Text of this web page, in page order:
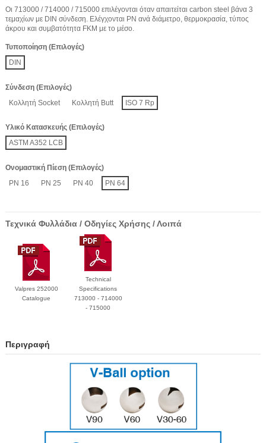
Οι 713000 / 714000 / 715000 επιλέγονται όταν απαιτείται carbon steel βάνα 3
τεμαχίων με DIN σύνδεση. Ελέγχονται PN ανά διάμετρο, θερμοκρασία, τύπος
άκρου και συμβατότητα FKM με το μέσο.
Τυποποίηση (Επιλογές)
DIN
Σύνδεση (Επιλογές)
Κολλητή Socket
Κολλητή Butt ISO 7 Rp
Υλικό Κατασκευής (Επιλογές)
ASTM A352 LCB
Ονομαστική Πίεση (Επιλογές)
PN 16
PN 25 PN 40 PN 64
Τεχνικά Φυλλάδια / Οδηγίες Χρήσης / Λοιπά
Valpres 252000
Catalogue
Technical
Specifications
713000 - 714000
- 715000
Περιγραφή